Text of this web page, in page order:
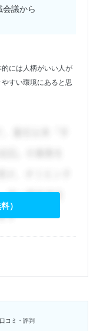
議から
には人柄がいい人が
すい環境にあると思
）
コミ・評判